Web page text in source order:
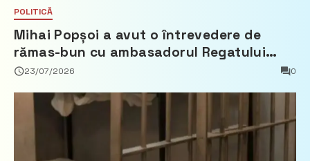
POLITICĂ
Mihai Popșoi a avut o întrevedere de
rămas-bun cu ambasadorul Regatului
Țărilor de Jos, Fred Duijn
23/07/2026 0